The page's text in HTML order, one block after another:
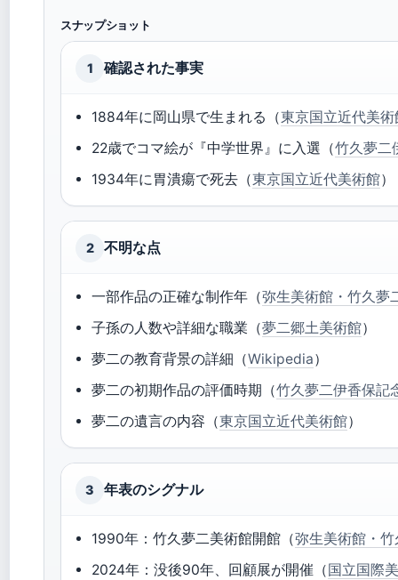
スナップショット
1 確認された事実
1884年に岡山県で生まれる（東京国立近代美術
22歳でコマ絵が『中学世界』に入選（竹久夢二
1934年に胃潰瘍で死去（東京国立近代美術館）
2 不明な点
一部作品の正確な制作年（弥生美術館・竹久夢
子孫の人数や詳細な職業（夢二郷土美術館）
夢二の教育背景の詳細（Wikipedia）
夢二の初期作品の評価時期（竹久夢二伊香保記
夢二の遺言の内容（東京国立近代美術館）
3 年表のシグナル
1990年：竹久夢二美術館開館（弥生美術館・
2024年：没後90年、回顧展が開催（ 国立国際